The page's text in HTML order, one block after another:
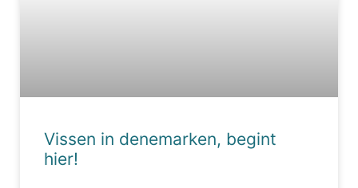
Vissen in denemarken, begint
hier!